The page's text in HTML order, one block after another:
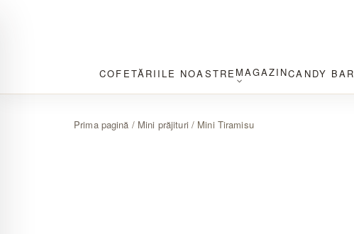
COFETĂRIILE NOASTRE MAGAZINCANDY BAR
Prima pagină / Mini prăjituri / Mini Tiramisu